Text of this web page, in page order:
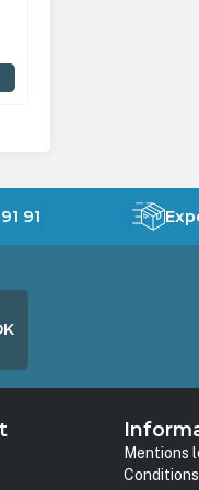
91
Mentions